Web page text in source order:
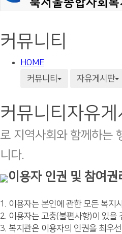
커뮤니티
HOME
커뮤니티
자유게시판
커뮤니티 자유게
로 지역사회와 함께하는
니다.
이용자 인권 및 참여권
1. 이용자는 본인에 관한 모든 복지
2. 이용자는 고충(불편사항)이 있을
3. 복지관은 이용자의 인권을 최우